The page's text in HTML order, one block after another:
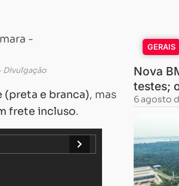
Divulgação
(preta e branca), mas
frete incluso.
GERAIS
Nova
testes;
6 agosto